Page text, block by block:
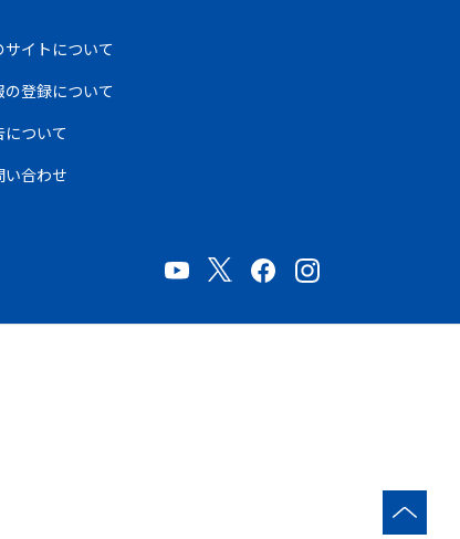
サイトについて
の登録について
について
い合わせ